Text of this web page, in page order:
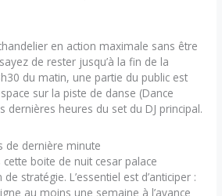
en action maximale sans être
de rester jusqu’à la fin de la
du matin, une partie du public est
sur la piste de danse (Dance
dernières heures du set du DJ principal.
de dernière minute
boite de nuit cesar palace
stratégie. L’essentiel est d’anticiper :
au moins une semaine à l’avance